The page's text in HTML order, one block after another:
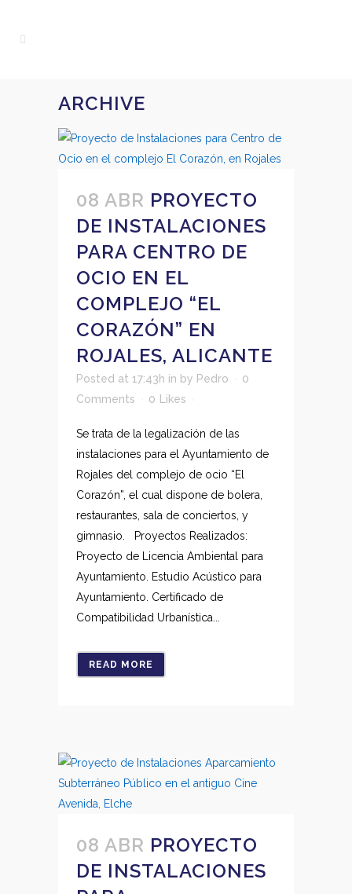
ARCHIVE
08 ABR PROYECTO
DE INSTALACIONES
PARA CENTRO DE
OCIO EN EL
COMPLEJO “EL
CORAZÓN” EN
ROJALES, ALICANTE
Posted at 17:43h in by Pedro
0
Comments
0 Likes
Se trata de la legalización de las
instalaciones para el Ayuntamiento de
Rojales del complejo de ocio “El
Corazón”, el cual dispone de bolera,
restaurantes, sala de conciertos, y
gimnasio. Proyectos Realizados:
Proyecto de Licencia Ambiental para
Ayuntamiento. Estudio Acústico para
Ayuntamiento. Certificado de
Compatibilidad Urbanística...
READ MORE
08 ABR PROYECTO
DE INSTALACIONES